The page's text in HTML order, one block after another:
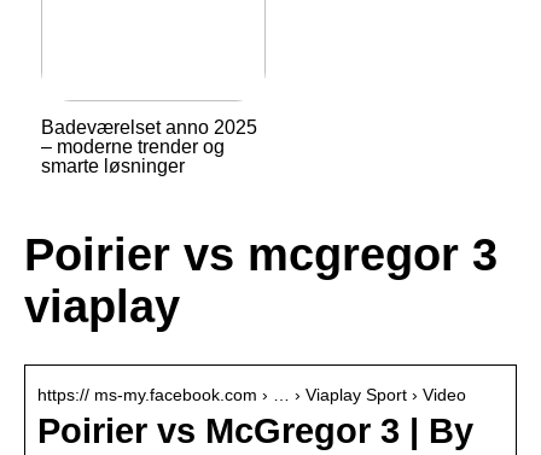
Badeværelset anno 2025
– moderne trender og
smarte løsninger
Poirier vs mcgregor 3
viaplay
https:// ms-my.facebook.com › … › Viaplay Sport › Video
Poirier vs McGregor 3 | By